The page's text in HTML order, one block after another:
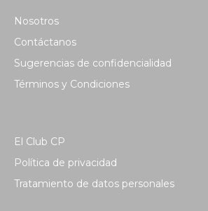
Nosotros
Contáctanos
Sugerencias de confidencialidad
Términos y Condiciones
El Club CP
Política de privacidad
Tratamiento de datos personales